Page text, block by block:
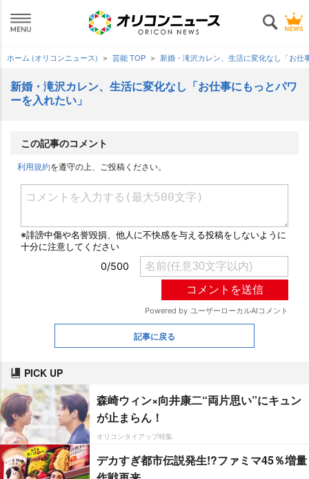
ホーム (オリコンニュース) 芸能 TOP 新婚・滝沢カレン、生活に変化なし「お
新婚・滝沢カレン、生活に変化なし「お仕事にもっとパワ
ーを入れたい」
この記事のコメント
利用規約を遵守の上、ご投稿ください。
記事に戻る
PICK UP
森崎ウィン×向井康二“両片思い”にキュン
が止まらん！
オリコンタイアップ特集
デカすぎ都市伝説発生!?ファミマ45％増量